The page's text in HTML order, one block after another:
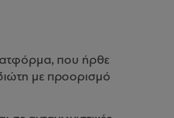
που ήρθε
με προορισμό